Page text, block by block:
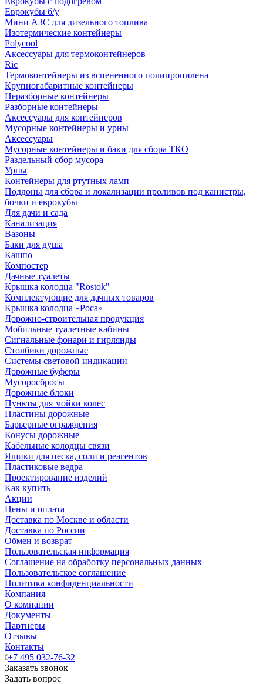
Еврокубы б/у
Мини АЗС для дизельного топлива
Изотермические контейнеры
Polycool
Аксессуары для термоконтейнеров
Ric
Термоконтейнеры из вспененного полипропилена
Крупногабаритные контейнеры
Неразборные контейнеры
Разборные контейнеры
Аксессуары для контейнеров
Мусорные контейнеры и урны
Аксессуары
Мусорные контейнеры и баки для сбора ТКО
Раздельный сбор мусора
Урны
Контейнеры для ртутных ламп
Поддоны для сбора и локализации проливов под канистры,
бочки и еврокубы
Для дачи и сада
Канализация
Вазоны
Баки для душа
Кашпо
Компостер
Дачные туалеты
Крышка колодца "Rostok"
Комплектующие для дачных товаров
Крышка колодца «Роса»
Дорожно-строительная продукция
Мобильные туалетные кабины
Сигнальные фонари и гирлянды
Столбики дорожные
Системы световой индикации
Дорожные буферы
Мусоросбросы
Дорожные блоки
Пункты для мойки колес
Пластины дорожные
Барьерные ограждения
Конусы дорожные
Кабельные колодцы связи
Ящики для песка, соли и реагентов
Пластиковые ведра
Проектирование изделий
Как купить
Акции
Цены и оплата
Доставка по Москве и области
Доставка по России
Обмен и возврат
Пользовательская информация
Соглашение на обработку персональных данных
Пользовательское соглашение
Политика конфиденциальности
Компания
О компании
Документы
Партнеры
Отзывы
Контакты
+7 495 032-76-32
Заказать звонок
Задать вопрос